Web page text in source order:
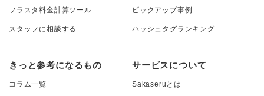
フラスタ料金計算ツール
スタッフに相談する
ピックアップ事例
ハッシュタグランキング
きっと参考になるもの
コラム一覧
サービスについて
Sakaseruとは